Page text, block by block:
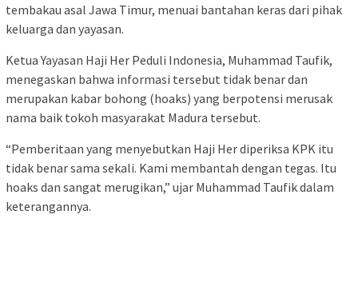
tembakau asal Jawa Timur, menuai bantahan keras dari pihak
keluarga dan yayasan.
Ketua Yayasan Haji Her Peduli Indonesia, Muhammad Taufik,
menegaskan bahwa informasi tersebut tidak benar dan
merupakan kabar bohong (hoaks) yang berpotensi merusak
nama baik tokoh masyarakat Madura tersebut.
“Pemberitaan yang menyebutkan Haji Her diperiksa KPK itu
tidak benar sama sekali. Kami membantah dengan tegas. Itu
hoaks dan sangat merugikan,” ujar Muhammad Taufik dalam
keterangannya.